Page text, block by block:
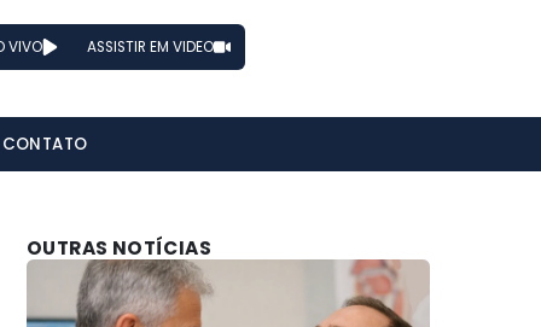
VIVO ASSISTIR EM VIDEO
CONTATO
OUTRAS NOTÍCIAS